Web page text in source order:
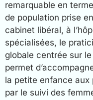
remarquable en
de population prise
cabinet libéral, à
spécialisées, le
globale centrée sur
permet
la petite enfance aux
par le suivi des